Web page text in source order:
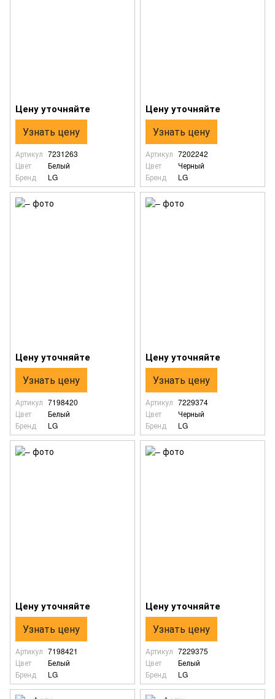
Цену уточняйте
Узнать цену
Артикул 7231263
Цвет
Белый
Бренд
LG
Цену уточняйте
Узнать цену
Артикул 7202242
Цвет
Черный
Бренд
LG
Цену уточняйте
Узнать цену
Артикул 7198420
Цвет
Белый
Бренд
LG
Цену уточняйте
Узнать цену
Артикул 7229374
Цвет
Черный
Бренд
LG
Цену уточняйте
Узнать цену
Артикул 7198421
Цвет
Белый
Бренд
LG
Цену уточняйте
Узнать цену
Артикул 7229375
Цвет
Белый
Бренд
LG